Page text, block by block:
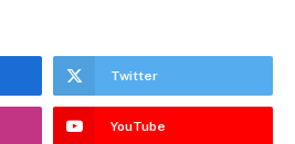
Twitter
YouTube